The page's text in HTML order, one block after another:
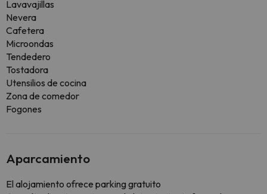
Lavavajillas
Nevera
Cafetera
Microondas
Tendedero
Tostadora
Utensilios de cocina
Zona de comedor
Fogones
Aparcamiento
El alojamiento ofrece parking gratuito